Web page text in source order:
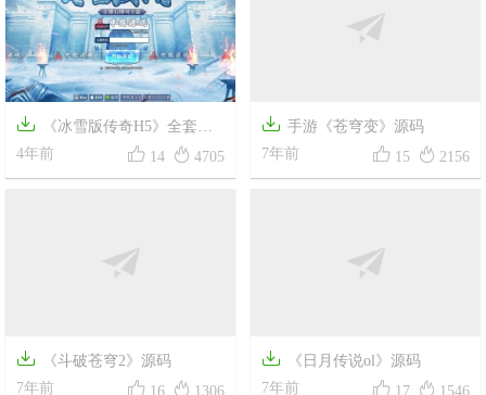

《冰雪版传奇H5》全套源
码+视频教程
4年前  14  4705
 手游《苍穹变》源码
7年前
 15  2156

《斗破苍穹2》源码
7年前
 16  1306

《日月传说ol》源码
7年前
 17  1546